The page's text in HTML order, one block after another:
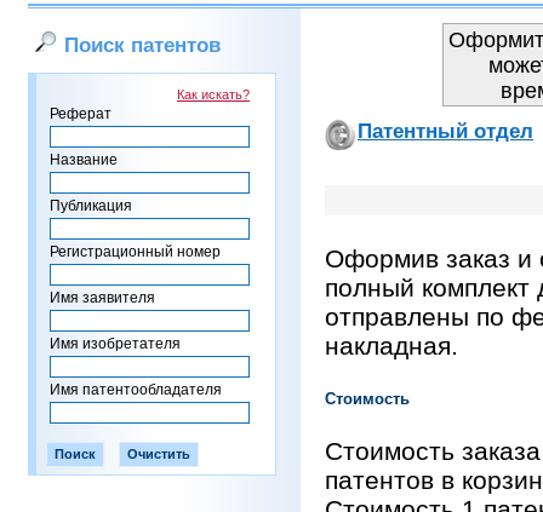
Поиск патентов
Как искать?
Реферат
Название
Публикация
Регистрационный номер
Имя заявителя
Имя изобретателя
Имя патентообладателя
Патентный отдел
Оформив заказ и
полный комплект
отправлены по
накладная.
Стоимость
Стоимость
патентов в